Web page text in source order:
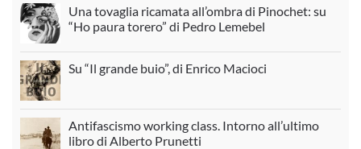
Una tovaglia ricamata all’ombra di Pinochet: su
“Ho paura torero” di Pedro Lemebel
Su “Il grande buio”, di Enrico Macioci
Antifascismo working class. Intorno all’ultimo
libro di Alberto Prunetti